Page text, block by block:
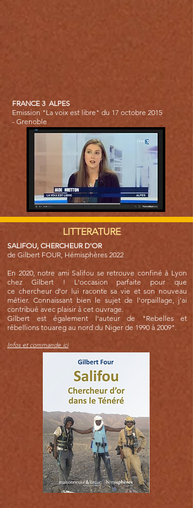
FRANCE 3 ALPES
Emission "La voix est libre" du 17 octobre 2015
- Grenoble
LITTERATURE
SALIFOU, CHERCHEUR D'OR
de Gilbert FOUR, Hémisphères 2022
En 2020, notre ami Salifou se retrouve confiné à Lyon
chez Gilbert ! L'occasion parfaite pour que
ce chercheur d’or lui raconte sa vie et son nouveau
métier. Connaissant bien le sujet de l'orpaillage, j'ai
contribué avec plaisir à cet ouvrage.
Gilbert est également l'auteur de "Rebelles et
rébellions touareg au nord du Niger de 1990 à 2009".
Infos et commande ici